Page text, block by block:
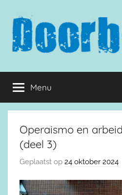
inhoud
springen
Doorbraak.eu
Menu
Operaismo en
(deel 3)
Geplaatst op 24 oktober 2024